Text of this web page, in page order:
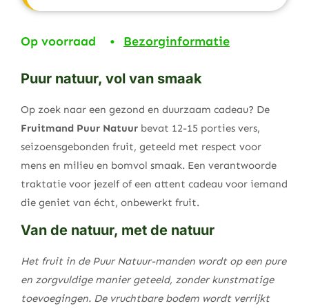
Op voorraad • Bezorginformatie
Puur natuur, vol van smaak
Op zoek naar een gezond en duurzaam cadeau? De
Fruitmand Puur Natuur bevat 12-15 porties vers,
seizoensgebonden fruit, geteeld met respect voor
mens en milieu en bomvol smaak. Een verantwoorde
traktatie voor jezelf of een attent cadeau voor iemand
die geniet van écht, onbewerkt fruit.
Van de natuur, met de natuur
Het fruit in de Puur Natuur-manden wordt op een pure
en zorgvuldige manier geteeld, zonder kunstmatige
toevoegingen. De vruchtbare bodem wordt verrijkt